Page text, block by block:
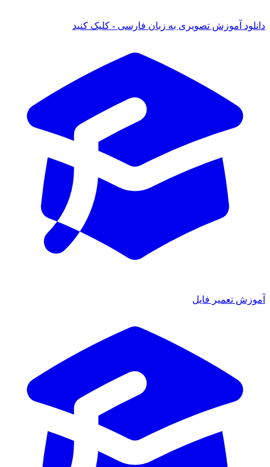
دانلود آموزش تصویری به زبان فارسی - کلیک کنید
آموزش تعمیر فایل